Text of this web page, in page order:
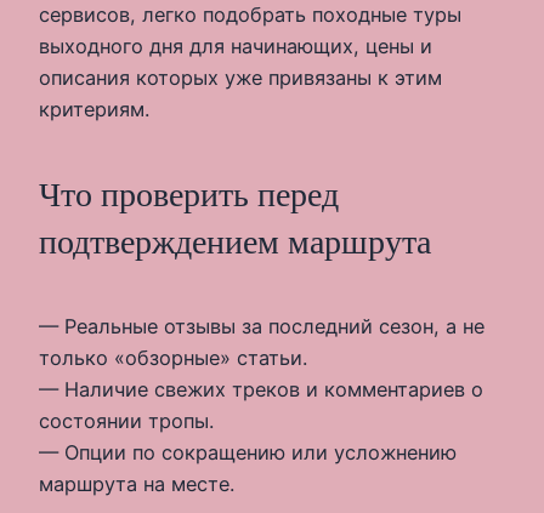
сервисов, легко подобрать походные туры
выходного дня для начинающих, цены и
описания которых уже привязаны к этим
критериям.
Что проверить перед
подтверждением маршрута
— Реальные отзывы за последний сезон, а не
только «обзорные» статьи.
— Наличие свежих треков и комментариев о
состоянии тропы.
— Опции по сокращению или усложнению
маршрута на месте.